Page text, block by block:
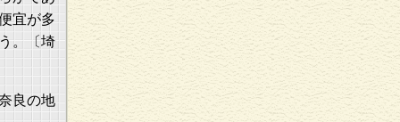
宜が多
。〔埼
良の地